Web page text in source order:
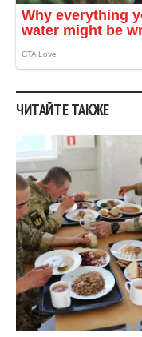
ЧИТАЙТЕ ТАКЖЕ